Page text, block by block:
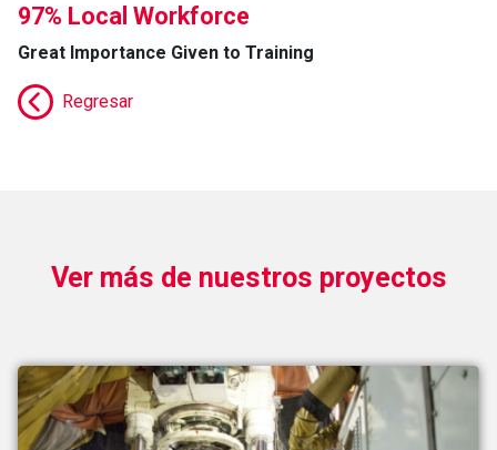
97% Local Workforce
Great Importance Given to Training
Regresar
Ver más de nuestros proyectos